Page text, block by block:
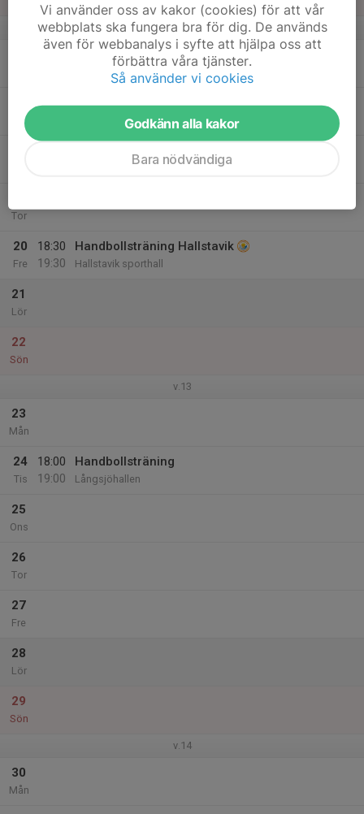
v.12
Tis
18:00
Handbollsträning
Långsjöhallen
Tor
20
Fre
18:30
19:30
Handbollsträning Hallstavik
Hallstavik sporthall
21
Lör
22
Sön
v.13
23
Mån
24
Tis
18:00
19:00
Handbollsträning
Långsjöhallen
25
Ons
26
Tor
27
Fre
28
Lör
29
Sön
v.14
30
Mån
Vi använder oss av kakor (cookies) för att vår
webbplats ska fungera bra för dig. De används
även för webbanalys i syfte att hjälpa oss att
förbättra våra tjänster.
Så använder vi cookies
Godkänn alla kakor
Bara nödvändiga